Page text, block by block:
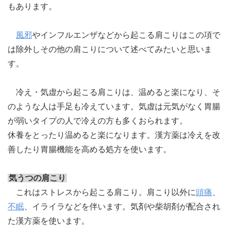
もあります。
風邪やインフルエンザなどから起こる肩こりはこの項で
は除外しその他の肩こりについて述べてみたいと思いま
す。
冷え・気虚から起こる肩こりは、温めると楽になり、そ
のような人は手足も冷えています。気虚は元気がなく胃腸
が弱いタイプの人で冷えの方も多くおられます。
休養をとったり温めると楽になります。漢方薬は冷えを改
善したり胃腸機能を高める処方を使います。
気うつの肩こり
これはストレスから起こる肩こり。肩こり以外に頭痛
不眠 、イライラなどを伴います。気剤や柴胡剤が配合され
た漢方薬を使います。